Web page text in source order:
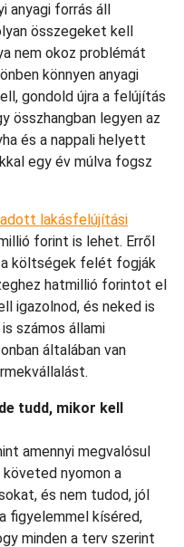
anyagi forrás áll
összegeket kell
nem okoz problémát
könnyen anyagi
gondold újra a felújítás
összhangban legyen az
és a nappali helyett
egy év múlva fogsz
lakásfelújítási
forint is lehet. Erről
a költségek felét fogják
hatmillió forintot el
igazolnod, és neked is
számos állami
általában van
tudd, mikor kell
amennyi megvalósul
követed nyomon a
és nem tudod, jól
figyelemmel kíséred,
minden a terv szerint